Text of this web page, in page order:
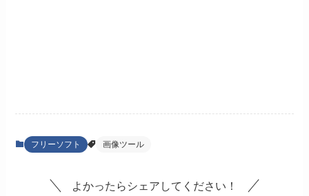
フリーソフト 画像ツール
よかったらシェアしてください！